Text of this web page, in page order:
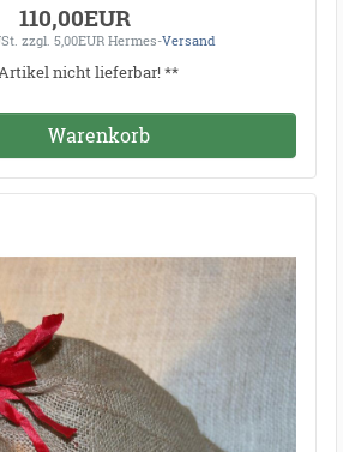
110,00EUR
zzgl. 5,00EUR Hermes-Versand
Artikel nicht lieferbar! **
Warenkorb